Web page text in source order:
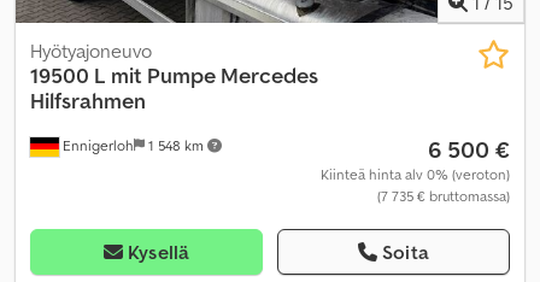
Ennigerloh 1 548 km
Hyötyajoneuvo
19500 L mit Pumpe Mercedes
Hilfsrahmen
6 500 €
Kiinteä hinta alv 0% (veroton)
(7 735 € bruttomassa)
Kysellä Soita